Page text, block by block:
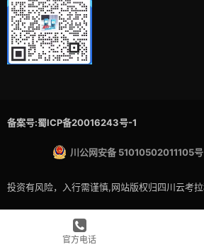
备案号:蜀ICP备20016243号-1
川公网安备 51010502011105号
投资有风险，入行需谨慎,网站版权归四川云考
官方电话